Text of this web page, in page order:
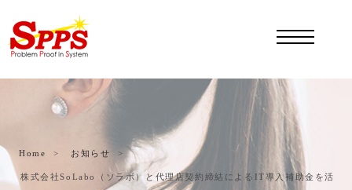
Home お知らせ
株式会社SoLabo（ソラボ）と代理店契約締結によるIT導入補助金を活